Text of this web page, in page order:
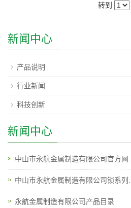
转到
新闻中心
产品说明
行业新闻
科技创新
新闻中心
中山市永航金属制造有限公司官方网...
中山市永航金属制造有限公司锁系列...
永航金属制造有限公司产品目录